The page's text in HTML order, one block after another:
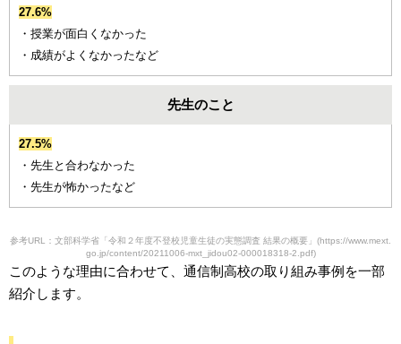
27.6%
・授業が面白くなかった
・成績がよくなかったなど
先生のこと
27.5%
・先生と合わなかった
・先生が怖かったなど
参考URL：文部科学省「令和２年度不登校児童生徒の実態調査 結果の概要」(https://www.mext.
go.jp/content/20211006-mxt_jidou02-000018318-2.pdf)
このような理由に合わせて、通信制高校の取り組み事例を一部
紹介します。